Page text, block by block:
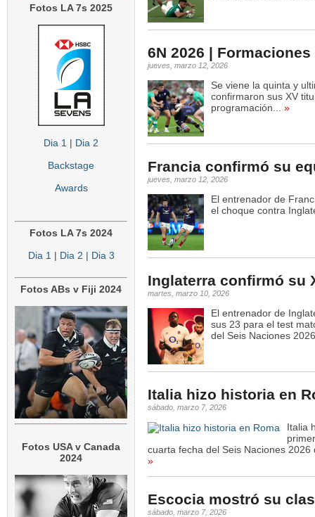
Fotos LA 7s 2025
Dia 1 | Dia 2
Backstage
Awards
Fotos LA 7s 2024
Dia 1 | Dia 2 | Dia 3
Fotos ABs v Fiji 2024
Fotos USA v Canada
2024
6N 2026 | Formaciones
jueves, marzo 12, 2026
Se viene la quinta y
confirmaron sus XV
programación...
»
Francia confirmó su
jueves, marzo 12, 2026
El entrenador de
el choque contra
Inglaterra confirmó su
martes, marzo 10, 2026
El entrenador de
sus 23 para el test
del Seis Naciones
Italia hizo historia en
sábado, marzo 7, 2026
Italia
cuarta fecha del Seis Naciones
»
Escocia mostró su
sábado, marzo 7, 2026